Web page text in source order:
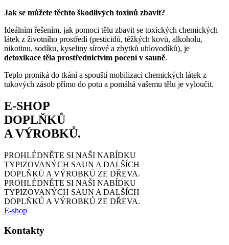
Jak se můžete těchto škodlivých toxinů zbavit?
Ideálním řešením, jak pomoci tělu zbavit se toxických chemických
látek z životního prostředí (pesticidů, těžkých kovů, alkoholu,
nikotinu, sodíku, kyseliny sírové a zbytků uhlovodíků), je
detoxikace těla prostřednictvím pocení v sauně.
Teplo proniká do tkání a spouští mobilizaci chemických látek z
tukových zásob přímo do potu a pomáhá vašemu tělu je vyloučit.
E-SHOP
DOPLŇKŮ
A VÝROBKŮ.
PROHLÉDNĚTE SI NAŠI NABÍDKU
TYPIZOVANÝCH SAUN A DALŠÍCH
DOPLŇKŮ A VÝROBKŮ ZE DŘEVA.
PROHLÉDNĚTE SI NAŠI NABÍDKU
TYPIZOVANÝCH SAUN A DALŠÍCH
DOPLŇKŮ A VÝROBKŮ ZE DŘEVA.
E-shop
Kontakty